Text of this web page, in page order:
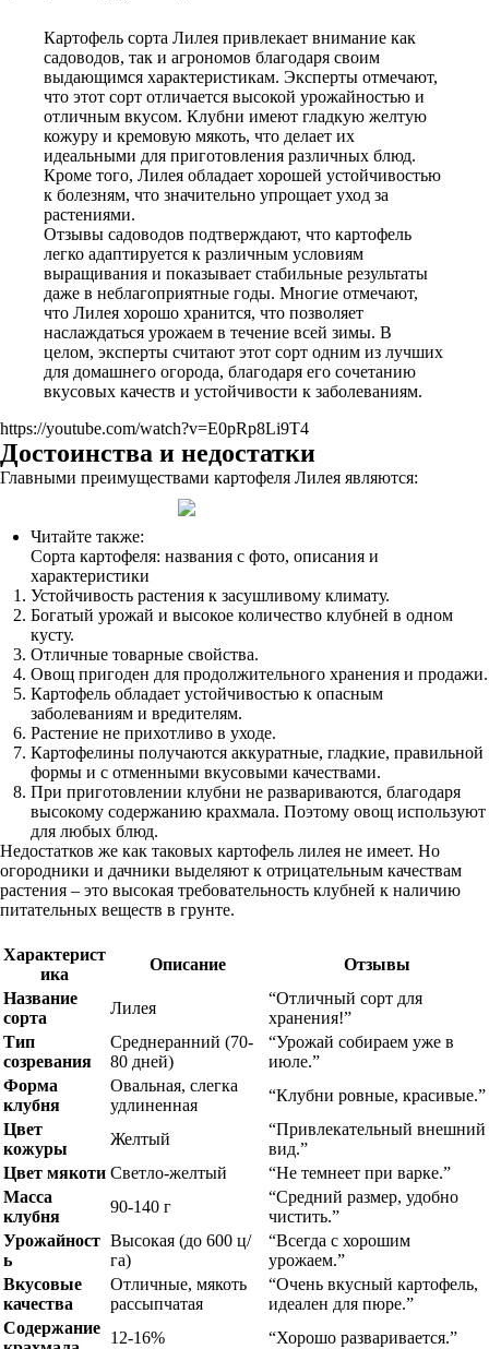
Картофель сорта Лилея привлекает внимание как
садоводов, так и агрономов благодаря своим
выдающимся характеристикам. Эксперты отмечают,
что этот сорт отличается высокой урожайностью и
отличным вкусом. Клубни имеют гладкую желтую
кожуру и кремовую мякоть, что делает их
идеальными для приготовления различных блюд.
Кроме того, Лилея обладает хорошей устойчивостью
к болезням, что значительно упрощает уход за
растениями.
Отзывы садоводов подтверждают, что картофель
легко адаптируется к различным условиям
выращивания и показывает стабильные результаты
даже в неблагоприятные годы. Многие отмечают,
что Лилея хорошо хранится, что позволяет
наслаждаться урожаем в течение всей зимы. В
целом, эксперты считают этот сорт одним из лучших
для домашнего огорода, благодаря его сочетанию
вкусовых качеств и устойчивости к заболеваниям.
https://youtube.com/watch?v=E0pRp8Li9T4
Достоинства и недостатки
Главными преимуществами картофеля Лилея являются:
Читайте также:
Сорта картофеля: названия с фото, описания и
характеристики
Устойчивость растения к засушливому климату.
Богатый урожай и высокое количество клубней в одном
кусту.
Отличные товарные свойства.
Овощ пригоден для продолжительного хранения и продажи.
Картофель обладает устойчивостью к опасным
заболеваниям и вредителям.
Растение не прихотливо в уходе.
Картофелины получаются аккуратные, гладкие, правильной
формы и с отменными вкусовыми качествами.
При приготовлении клубни не развариваются, благодаря
высокому содержанию крахмала. Поэтому овощ используют
для любых блюд.
Недостатков же как таковых картофель лилея не имеет. Но
огородники и дачники выделяют к отрицательным качествам
растения – это высокая требовательность клубней к наличию
питательных веществ в грунте.
Характерист
ика
Описание
Отзывы
Название
сорта
Лилея
“Отличный сорт для
хранения!”
Тип
созревания
Среднеранний (70-
80 дней)
“Урожай собираем уже в
июле.”
Форма
клубня
Овальная, слегка
удлиненная
“Клубни ровные, красивые.”
Цвет
кожуры
Желтый
“Привлекательный внешний
вид.”
Цвет мякоти Светло-желтый
“Не темнеет при варке.”
Масса
клубня
90-140 г
“Средний размер, удобно
чистить.”
Урожайност
ь
Высокая (до 600 ц/
га)
“Всегда с хорошим
урожаем.”
Вкусовые
качества
Отличные, мякоть
рассыпчатая
“Очень вкусный картофель,
идеален для пюре.”
Содержание
12-16% “Хорошо разваривается.”